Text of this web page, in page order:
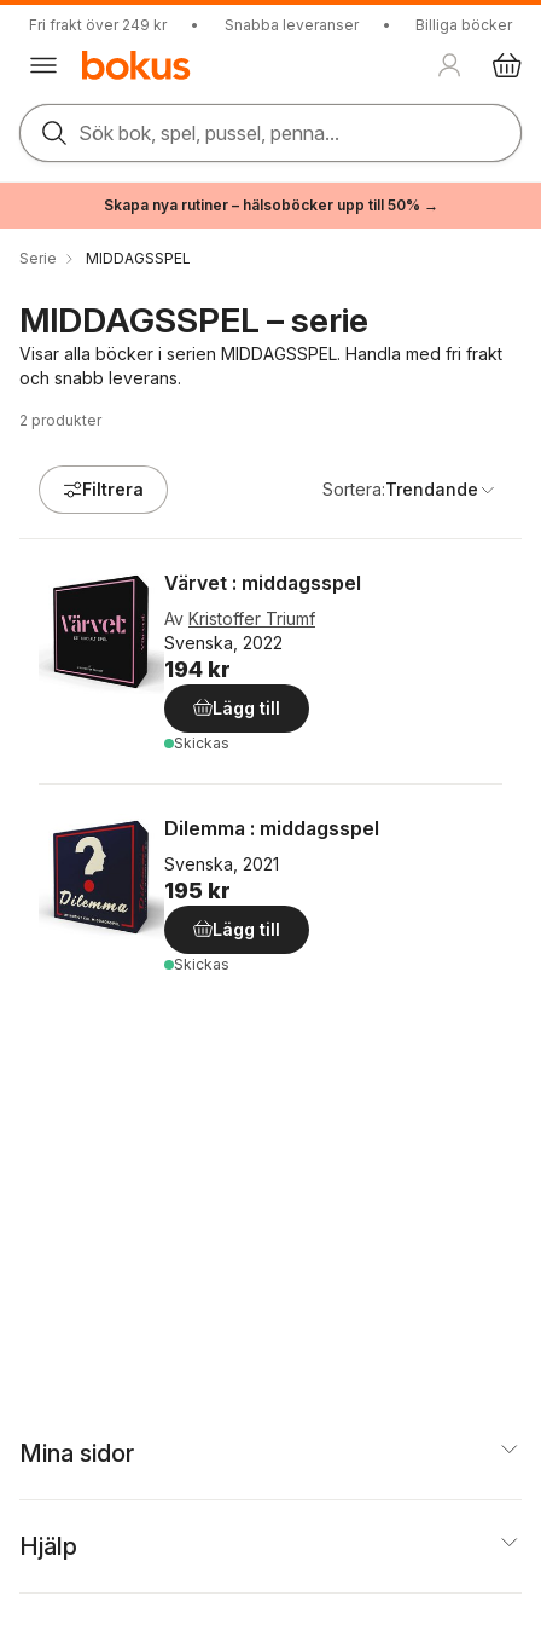
Fri frakt över 249 kr • Snabba leveranser • Billiga böcker
Sök bok, spel, pussel, penna...
Skapa nya rutiner – hälsoböcker upp till 50% →
Serie MIDDAGSSPEL
MIDDAGSSPEL – serie
Visar alla böcker i serien MIDDAGSSPEL. Handla med fri frakt
och snabb leverans.
2 produkter
Filtrera Sortera:Trendande
Värvet : middagsspel
Av Kristoffer Triumf
Svenska, 2022
194 kr
Lägg till
Skickas
Dilemma : middagsspel
Svenska, 2021
195 kr
Lägg till
Skickas
Mina sidor
Hjälp